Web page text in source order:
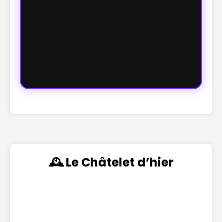
🕰️ Le Châtelet d’hier